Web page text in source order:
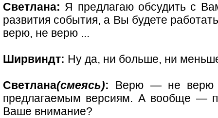
Светлана: Я предлагаю обсудить с
развития события, а Вы будете
верю, не верю ...
Ширвиндт: Ну да, ни больше, ни
Светлана(смеясь): Верю — не верю
предлагаемым версиям. А вообще —
Ваше внимание?